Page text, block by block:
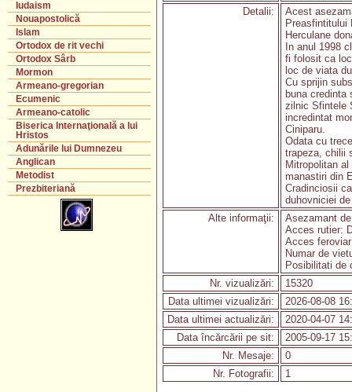
Iudaism
Nouapostolică
Islam
Ortodox de rit vechi
Ortodox Sârb
Mormon
Armeano-gregorian
Ecumenic
Armeano-catolic
Biserica Internaţională a lui
Hristos
Adunările lui Dumnezeu
Anglican
Metodist
Prezbiteriană
Detalii:
Acest
Preasfintitului
Herculane
In anul 1998
fi folosit ca
loc de viata
Cu sprijin
buna credinta
zilnic Sfintele
incredintat
Ciniparu.
Odata cu
trapeza, chilii
Mitropolitan
manastiri din
Cradinciosii
duhovniciei
Alte informaţii:
Asezamant
Acces rutier:
Acces
Numar de
Posibilitati de
Nr. vizualizări:
15320
Data ultimei vizualizări:
2026-08-08
Data ultimei actualizări:
2020-04-07
Data încărcării pe sit:
2005-09-17
Nr. Mesaje:
0
Nr. Fotografii:
1